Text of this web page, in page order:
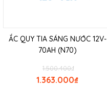
ẮC QUY TIA SÁNG NƯỚC 12V-
70AH (N70)
₫
1.500.400
₫
1.363.000